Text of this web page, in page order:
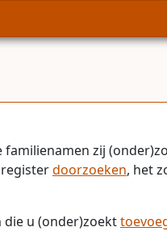
zij
doorzoeken, het
u (onder)zoekt